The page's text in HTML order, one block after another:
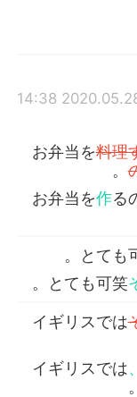
Türkçe
Português
2020.05.28
お弁当を料理
お弁当を作る
とても
とても可笑
イギリスでは
イギリスでは